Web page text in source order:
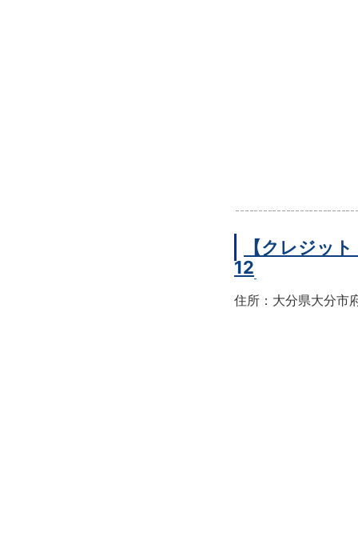
【クレジッ
12
住所：大分県大分市